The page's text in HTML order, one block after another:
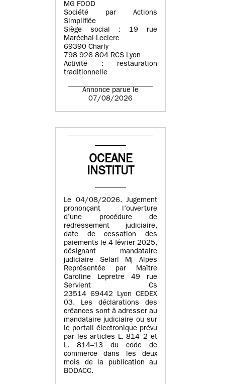
MG FOOD
Société par Actions
Simplifiée
Siège social : 19 rue
Maréchal Leclerc
69390 Charly
798 926 804 RCS Lyon
Activité : restauration
traditionnelle
Annonce parue le
07/08/2026
OCEANE
INSTITUT
Le 04/08/2026. Jugement
prononçant l’ouverture
d’une procédure de
redressement judiciaire,
date de cessation des
paiements le 4 février 2025,
désignant mandataire
judiciaire Selarl Mj Alpes
Représentée par Maître
Caroline Lepretre 49 rue
Servient Cs
23514 69442 Lyon CEDEX
03. Les déclarations des
créances sont à adresser au
mandataire judiciaire ou sur
le portail électronique prévu
par les articles L. 814–2 et
L. 814–13 du code de
commerce dans les deux
mois de la publication au
BODACC.